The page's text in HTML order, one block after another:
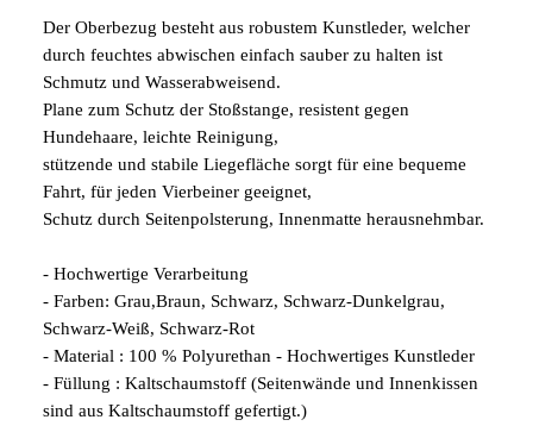
Der Oberbezug besteht aus robustem Kunstleder, welcher
durch feuchtes abwischen einfach sauber zu halten ist
Schmutz und Wasserabweisend.
Plane zum Schutz der Stoßstange, resistent gegen
Hundehaare, leichte Reinigung,
stützende und stabile Liegefläche sorgt für eine bequeme
Fahrt, für jeden Vierbeiner geeignet,
Schutz durch Seitenpolsterung, Innenmatte herausnehmbar.
- Hochwertige Verarbeitung
- Farben: Grau,Braun, Schwarz, Schwarz-Dunkelgrau,
Schwarz-Weiß, Schwarz-Rot
- Material : 100 % Polyurethan - Hochwertiges Kunstleder
- Füllung : Kaltschaumstoff (Seitenwände und Innenkissen
sind aus Kaltschaumstoff gefertigt.)